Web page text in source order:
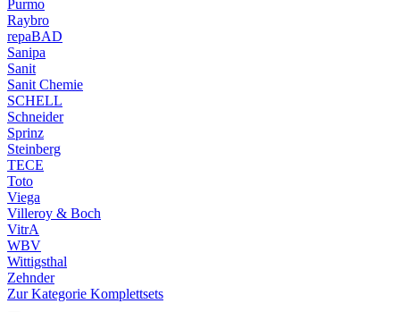
Purmo
Raybro
repaBAD
Sanipa
Sanit
Sanit Chemie
SCHELL
Schneider
Sprinz
Steinberg
TECE
Toto
Viega
Villeroy & Boch
VitrA
WBV
Wittigsthal
Zehnder
Zur Kategorie Komplettsets